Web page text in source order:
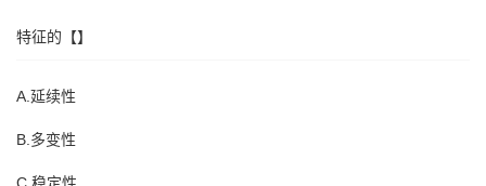
特征的【】
A.延续性
B.多变性